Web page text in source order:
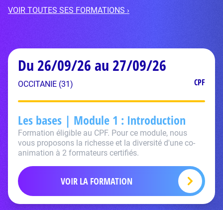
VOIR TOUTES SES FORMATIONS ›
Du 26/09/26 au 27/09/26
OCCITANIE (31) CPF
Les bases | Module 1 : Introduction
Formation éligible au CPF. Pour ce module, nous
vous proposons la richesse et la diversité d'une co-
animation à 2 formateurs certifiés.
VOIR LA FORMATION